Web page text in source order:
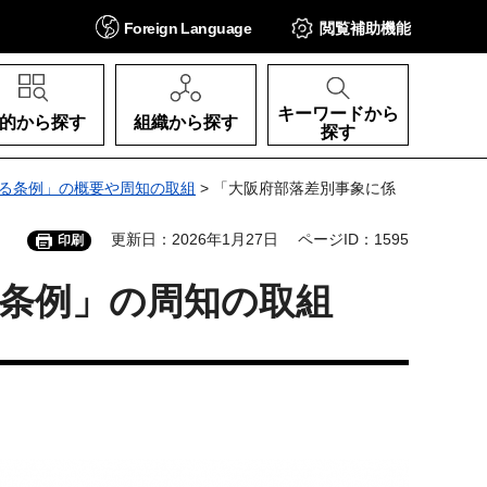
Foreign Language 閲覧補助機能
から探す 組織から探す
キーワードから
探す
条例」の概要や周知の取組 > 「大阪府部落差別事象に係
印刷 更新日：2026年1月27日 ページID：1595
例」の周知の取組